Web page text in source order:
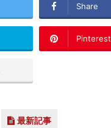
Share
Pinterest
最新記事